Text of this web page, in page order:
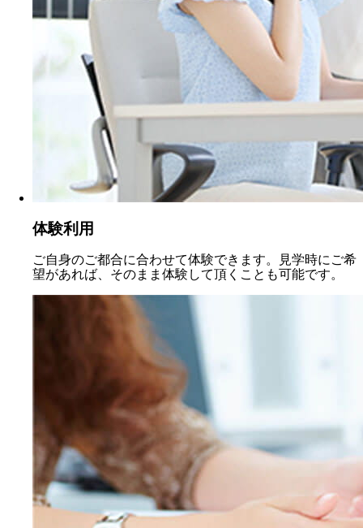
体験利用
ご自身のご都合に合わせて体験できます。見学時にご希
望があれば、そのまま体験して頂くことも可能です。